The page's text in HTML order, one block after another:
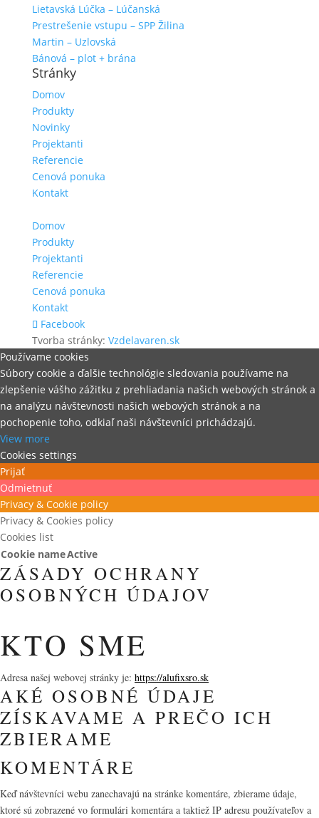
Lietavská Lúčka – Lúčanská
Prestrešenie vstupu – SPP Žilina
Martin – Uzlovská
Bánová – plot + brána
Stránky
Domov
Produkty
Novinky
Projektanti
Referencie
Cenová ponuka
Kontakt
Domov
Produkty
Projektanti
Referencie
Cenová ponuka
Kontakt
Facebook
Tvorba stránky: Vzdelavaren.sk
Používame cookies
Súbory cookie a ďalšie technológie sledovania používame na
zlepšenie vášho zážitku z prehliadania našich webových stránok a
na analýzu návštevnosti našich webových stránok a na
pochopenie toho, odkiaľ naši návštevníci prichádzajú.
View more
Cookies settings
Prijať
Odmietnuť
Privacy & Cookie policy
Privacy & Cookies policy
Cookies list
Cookie nameActive
ZÁSADY OCHRANY
OSOBNÝCH ÚDAJOV
KTO SME
Adresa našej webovej stránky je: https://alufixsro.sk
AKÉ OSOBNÉ ÚDAJE
ZÍSKAVAME A PREČO ICH
ZBIERAME
KOMENTÁRE
Keď návštevníci webu zanechavajú na stránke komentáre, zbierame údaje,
ktoré sú zobrazené vo formulári komentára a taktiež IP adresu používateľov a